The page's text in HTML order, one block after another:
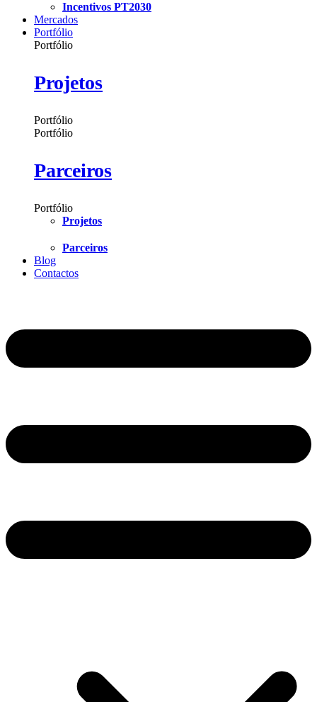
Incentivos PT2030
Mercados
Portfólio
Portfólio
Projetos
Portfólio
Portfólio
Parceiros
Portfólio
Projetos
Parceiros
Blog
Contactos